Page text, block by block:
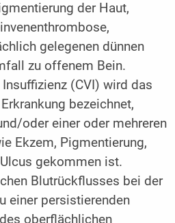
der Haut,
gelegenen dünnen
zu offenem Bein.
(CVI) wird das
bezeichnet,
oder einer oder mehreren
Ekzem, Pigmentierung,
gekommen ist.
Blutrückflusses bei der
einer persistierenden
oberflächlichen